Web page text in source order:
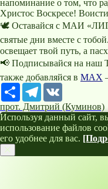
напоминание о том, что
Христос Воскресе!
🕊️ Оставайся с МАИ
святые дни вместе с
освещает твой путь, а
📢 Подписывайся на наш
также добавляйся в MAX
РесурсTelegram
прот. Дмитрий (Куминов)
Используя данный сайт,
использование файлов
его удобнее для вас.